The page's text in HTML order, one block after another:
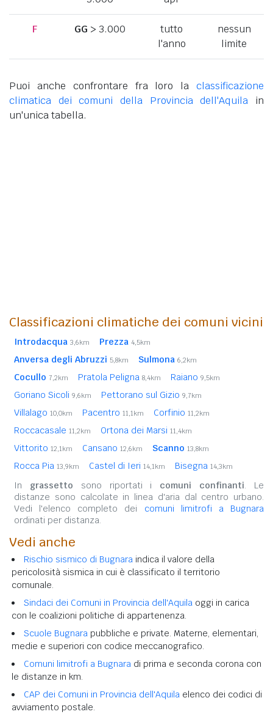
F GG > 3.000
tutto
l'anno
nessun
limite
Puoi anche confrontare fra loro la classificazione
climatica dei comuni della Provincia dell'Aquila in
un'unica tabella.
Classificazioni climatiche dei comuni vicini
Introdacqua 3,6km Prezza 4,5km
Anversa degli Abruzzi 5,8km Sulmona 6,2km
Cocullo 7,2km Pratola Peligna 8,4km Raiano 9,5km
Goriano Sicoli 9,6km Pettorano sul Gizio 9,7km
Villalago 10,0km Pacentro 11,1km Corfinio 11,2km
Roccacasale 11,2km Ortona dei Marsi 11,4km
Vittorito 12,1km Cansano 12,6km Scanno 13,8km
Rocca Pia 13,9km Castel di Ieri 14,1km Bisegna 14,3km
In grassetto sono riportati i comuni confinanti. Le
distanze sono calcolate in linea d'aria dal centro urbano.
Vedi l'elenco completo dei comuni limitrofi a Bugnara
ordinati per distanza.
Vedi anche
Rischio sismico di Bugnara indica il valore della
pericolosità sismica in cui è classificato il territorio
comunale.
Sindaci dei Comuni in Provincia dell'Aquila oggi in carica
con le coalizioni politiche di appartenenza.
Scuole Bugnara pubbliche e private. Materne, elementari,
medie e superiori con codice meccanografico.
Comuni limitrofi a Bugnara di prima e seconda corona con
le distanze in km.
CAP dei Comuni in Provincia dell'Aquila elenco dei codici di
avviamento postale.